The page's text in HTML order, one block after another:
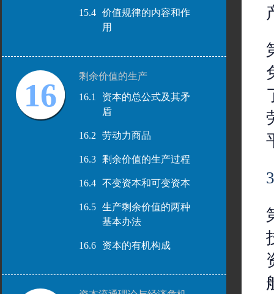
15.4
价值规律的内容和作
用
16
剩余价值的生产
16.1
资本的总公式及其矛
盾
16.2 劳动力商品
16.3 剩余价值的生产过程
16.4 不变资本和可变资本
16.5
生产剩余价值的两种
基本办法
16.6 资本的有机构成